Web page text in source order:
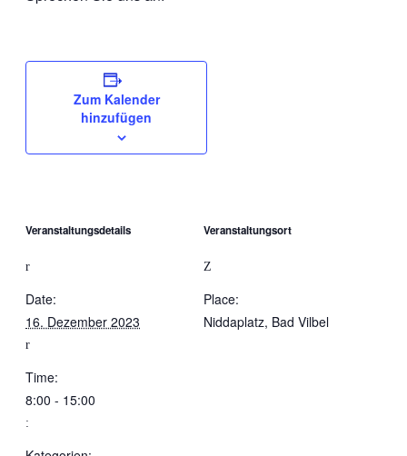
Zum Kalender
hinzufügen
Veranstaltungsdetails
Date:
16. Dezember 2023
Time:
8:00 - 15:00
Veranstaltungsort
Place:
Niddaplatz, Bad Vilbel